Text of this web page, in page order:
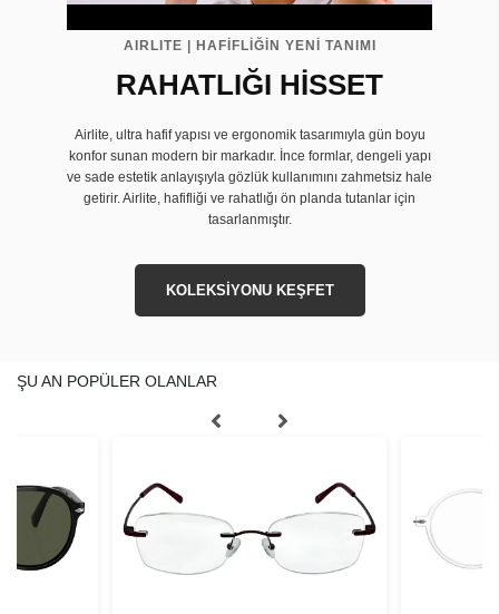
AIRLITE | HAFİFLİĞİN YENİ TANIMI
RAHATLIĞI HİSSET
Airlite, ultra hafif yapısı ve ergonomik tasarımıyla gün boyu
konfor sunan modern bir markadır. İnce formlar, dengeli yapı
ve sade estetik anlayışıyla gözlük kullanımını zahmetsiz hale
getirir. Airlite, hafifliği ve rahatlığı ön planda tutanlar için
tasarlanmıştır.
KOLEKSİYONU KEŞFET
ŞU AN POPÜLER OLANLAR